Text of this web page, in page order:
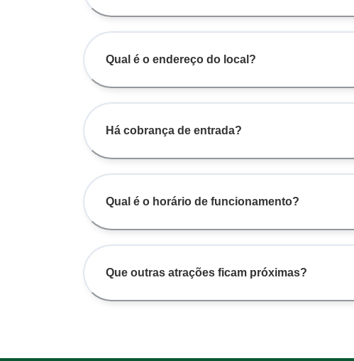
Qual é o endereço do local?
Há cobrança de entrada?
Qual é o horário de funcionamento?
Que outras atrações ficam próximas?